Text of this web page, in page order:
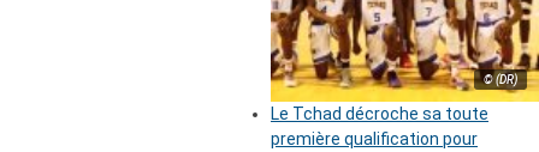
© (DR)
Le Tchad décroche sa toute
première qualification pour